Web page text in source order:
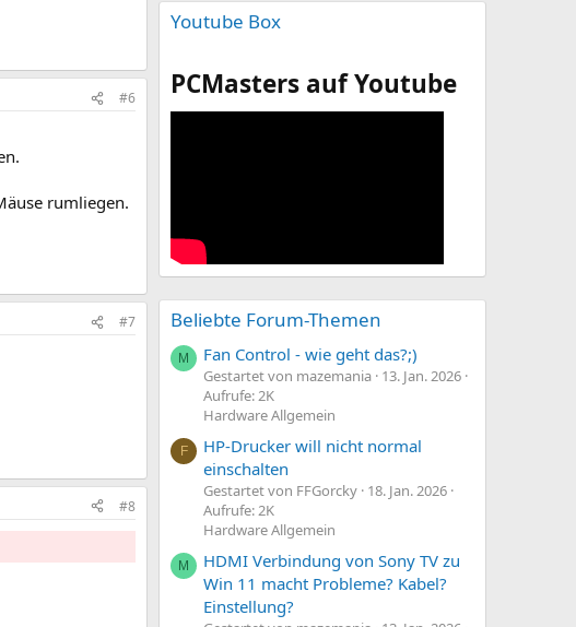
#6
rumliegen.
#7
#8
Youtube Box
PCMasters auf Youtube
Beliebte Forum-Themen
M Fan Control - wie geht das?;)
Gestartet von mazemania 13. Jan. 2026
Aufrufe: 2K
Hardware Allgemein
F
HP-Drucker will nicht normal
einschalten
Gestartet von FFGorcky 18. Jan. 2026
Aufrufe: 2K
Hardware Allgemein
M
HDMI Verbindung von Sony TV zu
Win 11 macht Probleme? Kabel?
Einstellung?